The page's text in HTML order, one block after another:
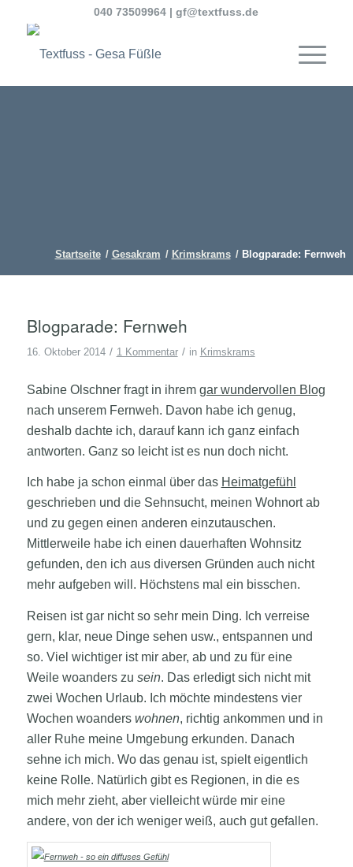
040 73509964 |gf@textfuss.de
Startseite / Gesakram / Krimskrams / Blogparade: Fernweh
Blogparade: Fernweh
16. Oktober 2014 / 1 Kommentar / in Krimskrams
Sabine Olschner fragt in ihrem gar wundervollen Blog
nach unserem Fernweh. Davon habe ich genug,
deshalb dachte ich, darauf kann ich ganz einfach
antworten. Ganz so leicht ist es nun doch nicht.
Ich habe ja schon einmal über das Heimatgefühl
geschrieben und die Sehnsucht, meinen Wohnort ab
und zu gegen einen anderen einzutauschen.
Mittlerweile habe ich einen dauerhaften Wohnsitz
gefunden, den ich aus diversen Gründen auch nicht
mehr aufgeben will. Höchstens mal ein bisschen.
Reisen ist gar nicht so sehr mein Ding. Ich verreise
gern, klar, neue Dinge sehen usw., entspannen und
so. Viel wichtiger ist mir aber, ab und zu für eine
Weile woanders zu sein. Das erledigt sich nicht mit
zwei Wochen Urlaub. Ich möchte mindestens vier
Wochen woanders wohnen, richtig ankommen und in
aller Ruhe meine Umgebung erkunden. Danach
sehne ich mich. Wo das genau ist, spielt eigentlich
keine Rolle. Natürlich gibt es Regionen, in die es
mich mehr zieht, aber vielleicht würde mir eine
andere, von der ich weniger weiß, auch gut gefallen.